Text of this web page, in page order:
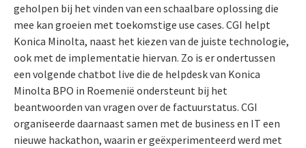
geholpen bij het vinden van een schaalbare oplossing die
mee kan groeien met toekomstige use cases. CGI helpt
Konica Minolta, naast het kiezen van de juiste technologie,
ook met de implementatie hiervan. Zo is er ondertussen
een volgende chatbot live die de helpdesk van Konica
Minolta BPO in Roemenië ondersteunt bij het
beantwoorden van vragen over de factuurstatus. CGI
organiseerde daarnaast samen met de business en IT een
nieuwe hackathon, waarin er geëxperimenteerd werd met